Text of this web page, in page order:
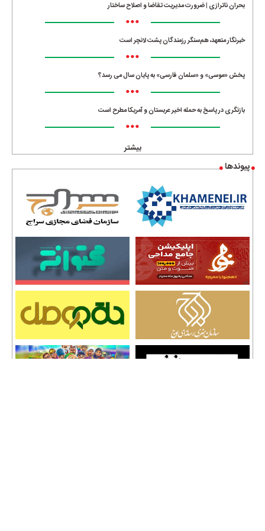
بحران ناترازی | ضرورت مدیریت تقاضا و اصلاح ساختار
•••
خبرنگار متعهد، هم‌سنگر رزمندگان پشت لانچر است
•••
پخش «موسی» و «سلمان فارسی» به پایان سال می رسد؟
•••
بازنگری در پاسخ به حمله اخیر عربستان و آمریکا مطرح است
•••
بیشتر
پیوندها